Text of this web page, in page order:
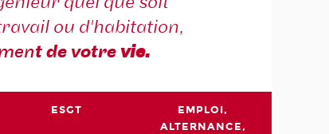
ou d'habitation,
t de votrevie.
ESGT
EMPLOI,
ALTERNANCE,